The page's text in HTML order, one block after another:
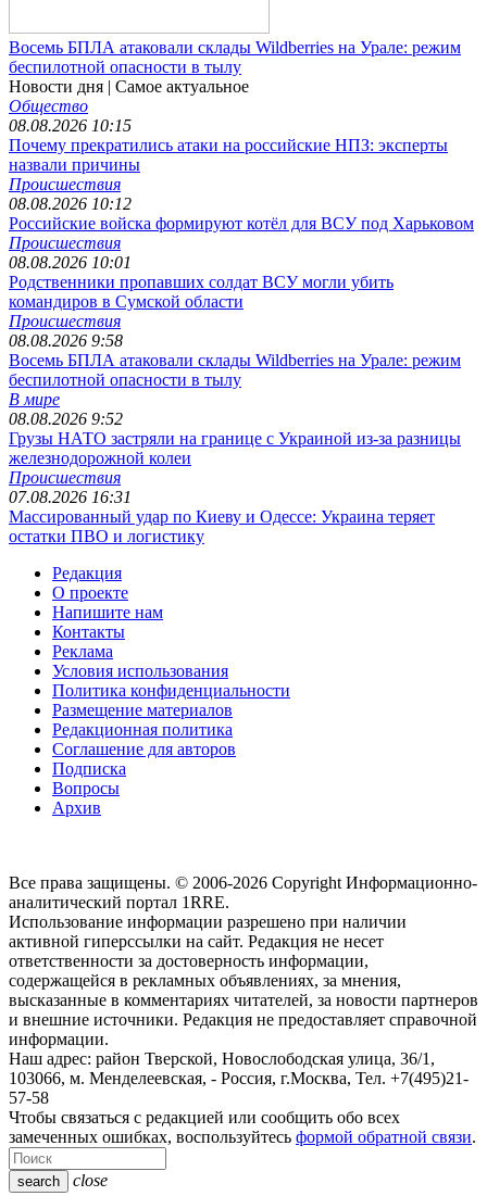
Восемь БПЛА атаковали склады Wildberries на Урале: режим
беспилотной опасности в тылу
Новости дня | Самое актуальное
Общество
08.08.2026 10:15
Почему прекратились атаки на российские НПЗ: эксперты
назвали причины
Происшествия
08.08.2026 10:12
Российские войска формируют котёл для ВСУ под Харьковом
Происшествия
08.08.2026 10:01
Родственники пропавших солдат ВСУ могли убить
командиров в Сумской области
Происшествия
08.08.2026 9:58
Восемь БПЛА атаковали склады Wildberries на Урале: режим
беспилотной опасности в тылу
В мире
08.08.2026 9:52
Грузы НАТО застряли на границе с Украиной из-за разницы
железнодорожной колеи
Происшествия
07.08.2026 16:31
Массированный удар по Киеву и Одессе: Украина теряет
остатки ПВО и логистику
Редакция
О проекте
Напишите нам
Контакты
Реклама
Условия использования
Политика конфиденциальности
Размещение материалов
Редакционная политика
Соглашение для авторов
Подписка
Вопросы
Архив
Все права защищены. © 2006-2026 Copyright Информационно-
аналитический портал 1RRE.
Использование информации разрешено при наличии
активной гиперссылки на сайт. Редакция не несет
ответственности за достоверность информации,
содержащейся в рекламных объявлениях, за мнения,
высказанные в комментариях читателей, за новости партнеров
и внешние источники. Редакция не предоставляет справочной
информации.
Наш адрес: район Тверской, Новослободская улица, 36/1 ,
103066, м. Менделеевская, - Россия, г.Москва, Тел. +7(495)21-
57-58
Чтобы связаться с редакцией или сообщить обо всех
замеченных ошибках, воспользуйтесь формой обратной связи.
search close